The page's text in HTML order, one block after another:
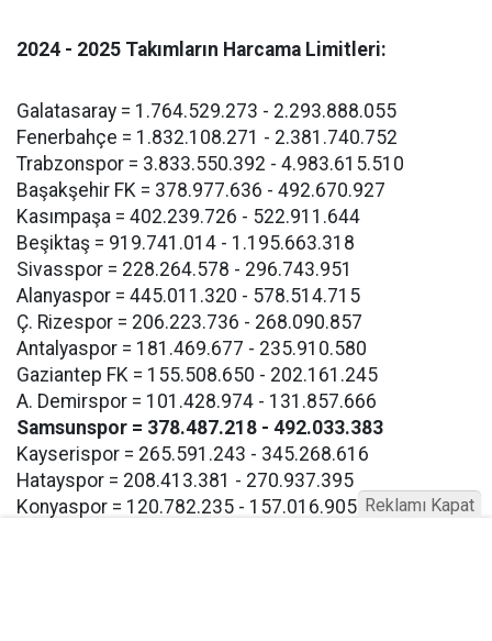
2024 - 2025 Takımların Harcama Limitleri:
Galatasaray = 1.764.529.273 - 2.293.888.055
Fenerbahçe = 1.832.108.271 - 2.381.740.752
Trabzonspor = 3.833.550.392 - 4.983.615.510
Başakşehir FK = 378.977.636 - 492.670.927
Kasımpaşa = 402.239.726 - 522.911.644
Beşiktaş = 919.741.014 - 1.195.663.318
Sivasspor = 228.264.578 - 296.743.951
Alanyaspor = 445.011.320 - 578.514.715
Ç. Rizespor = 206.223.736 - 268.090.857
Antalyaspor = 181.469.677 - 235.910.580
Gaziantep FK = 155.508.650 - 202.161.245
A. Demirspor = 101.428.974 - 131.857.666
Samsunspor = 378.487.218 - 492.033.383
Kayserispor = 265.591.243 - 345.268.616
Hatayspor = 208.413.381 - 270.937.395
Konyaspor = 120.782.235 - 157.016.905 Reklamı Kapat